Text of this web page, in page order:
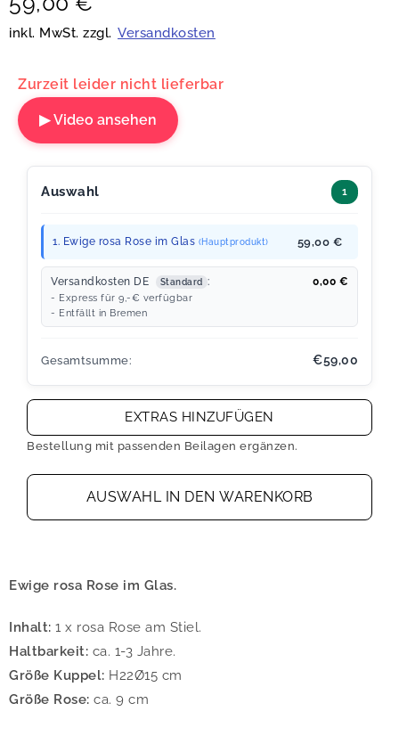
inkl. MwSt. zzgl. Versandkosten
Zurzeit leider nicht lieferbar
▶ Video ansehen
Auswahl 1
1. Ewige rosa Rose im Glas (Hauptprodukt) 59,00 €
Versandkosten DE Standard : 0,00 €
- Express für 9,-€ verfügbar
- Entfällt in Bremen
Gesamtsumme: €59,00
EXTRAS HINZUFÜGEN
Bestellung mit passenden Beilagen ergänzen.
AUSWAHL IN DEN WARENKORB
Ewige rosa Rose im Glas.
Inhalt: 1 x rosa Rose am Stiel.
Haltbarkeit: ca. 1-3 Jahre.
Größe Kuppel: H22Ø15 cm
Größe Rose: ca. 9 cm